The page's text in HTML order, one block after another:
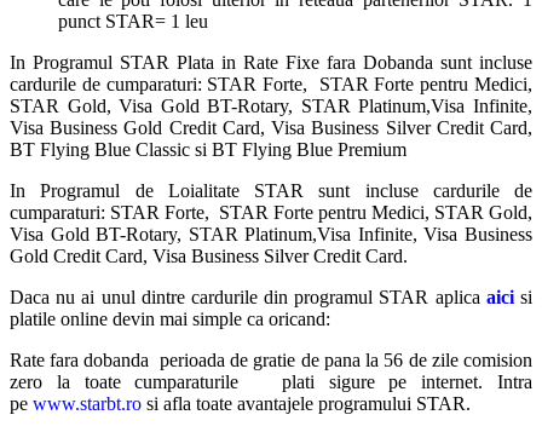
punct STAR= 1 leu
In Programul STAR Plata in Rate Fixe fara Dobanda sunt incluse
cardurile de cumparaturi: STAR Forte, STAR Forte pentru Medici,
STAR Gold, Visa Gold BT-Rotary, STAR Platinum,Visa Infinite,
Visa Business Gold Credit Card, Visa Business Silver Credit Card,
BT Flying Blue Classic si BT Flying Blue Premium
In Programul de Loialitate STAR sunt incluse cardurile de
cumparaturi: STAR Forte, STAR Forte pentru Medici, STAR Gold,
Visa Gold BT-Rotary, STAR Platinum,Visa Infinite, Visa Business
Gold Credit Card, Visa Business Silver Credit Card.
Daca nu ai unul dintre cardurile din programul STAR aplica aicisi
platile online devin mai simple ca oricand:
Rate fara dobanda perioada de gratie de pana la 56 de zile comision
zero la toate cumparaturile plati sigure pe internet. Intra
pe www.starbt.ro si afla toate avantajele programului STAR.